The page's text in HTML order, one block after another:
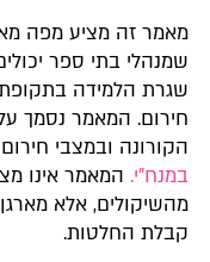
מאמר זה מציע מפה
שמנהלי בתי ספר
שגרת הלמידה
חירום. המאמר נסמך
הקורונה ובמצבי
במנח"י. המאמר אינו
מהשיקולים, אלא
קבלת החלטות.